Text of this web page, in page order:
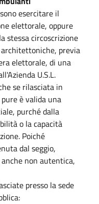
esercitare il
elettorale, oppure
stessa circoscrizione
previa
elettorale, di una
U.S.L.
se rilasciata in
è valida una
purché dalla
o la capacità
Poiché
dal seggio,
non autentica,
presso la sede